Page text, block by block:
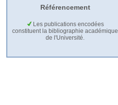
Référencement
Les publications encodées
constituent la bibliographie académique
de l'Université.